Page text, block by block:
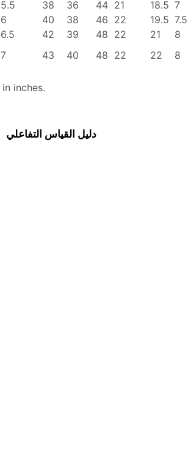
38 36 44 21 18.5 7
40 38 46 22 19.5 7.5
42 39 48 22 21
8
43 40 48 22 22 8
inches.
دليل القياس التفاعلي